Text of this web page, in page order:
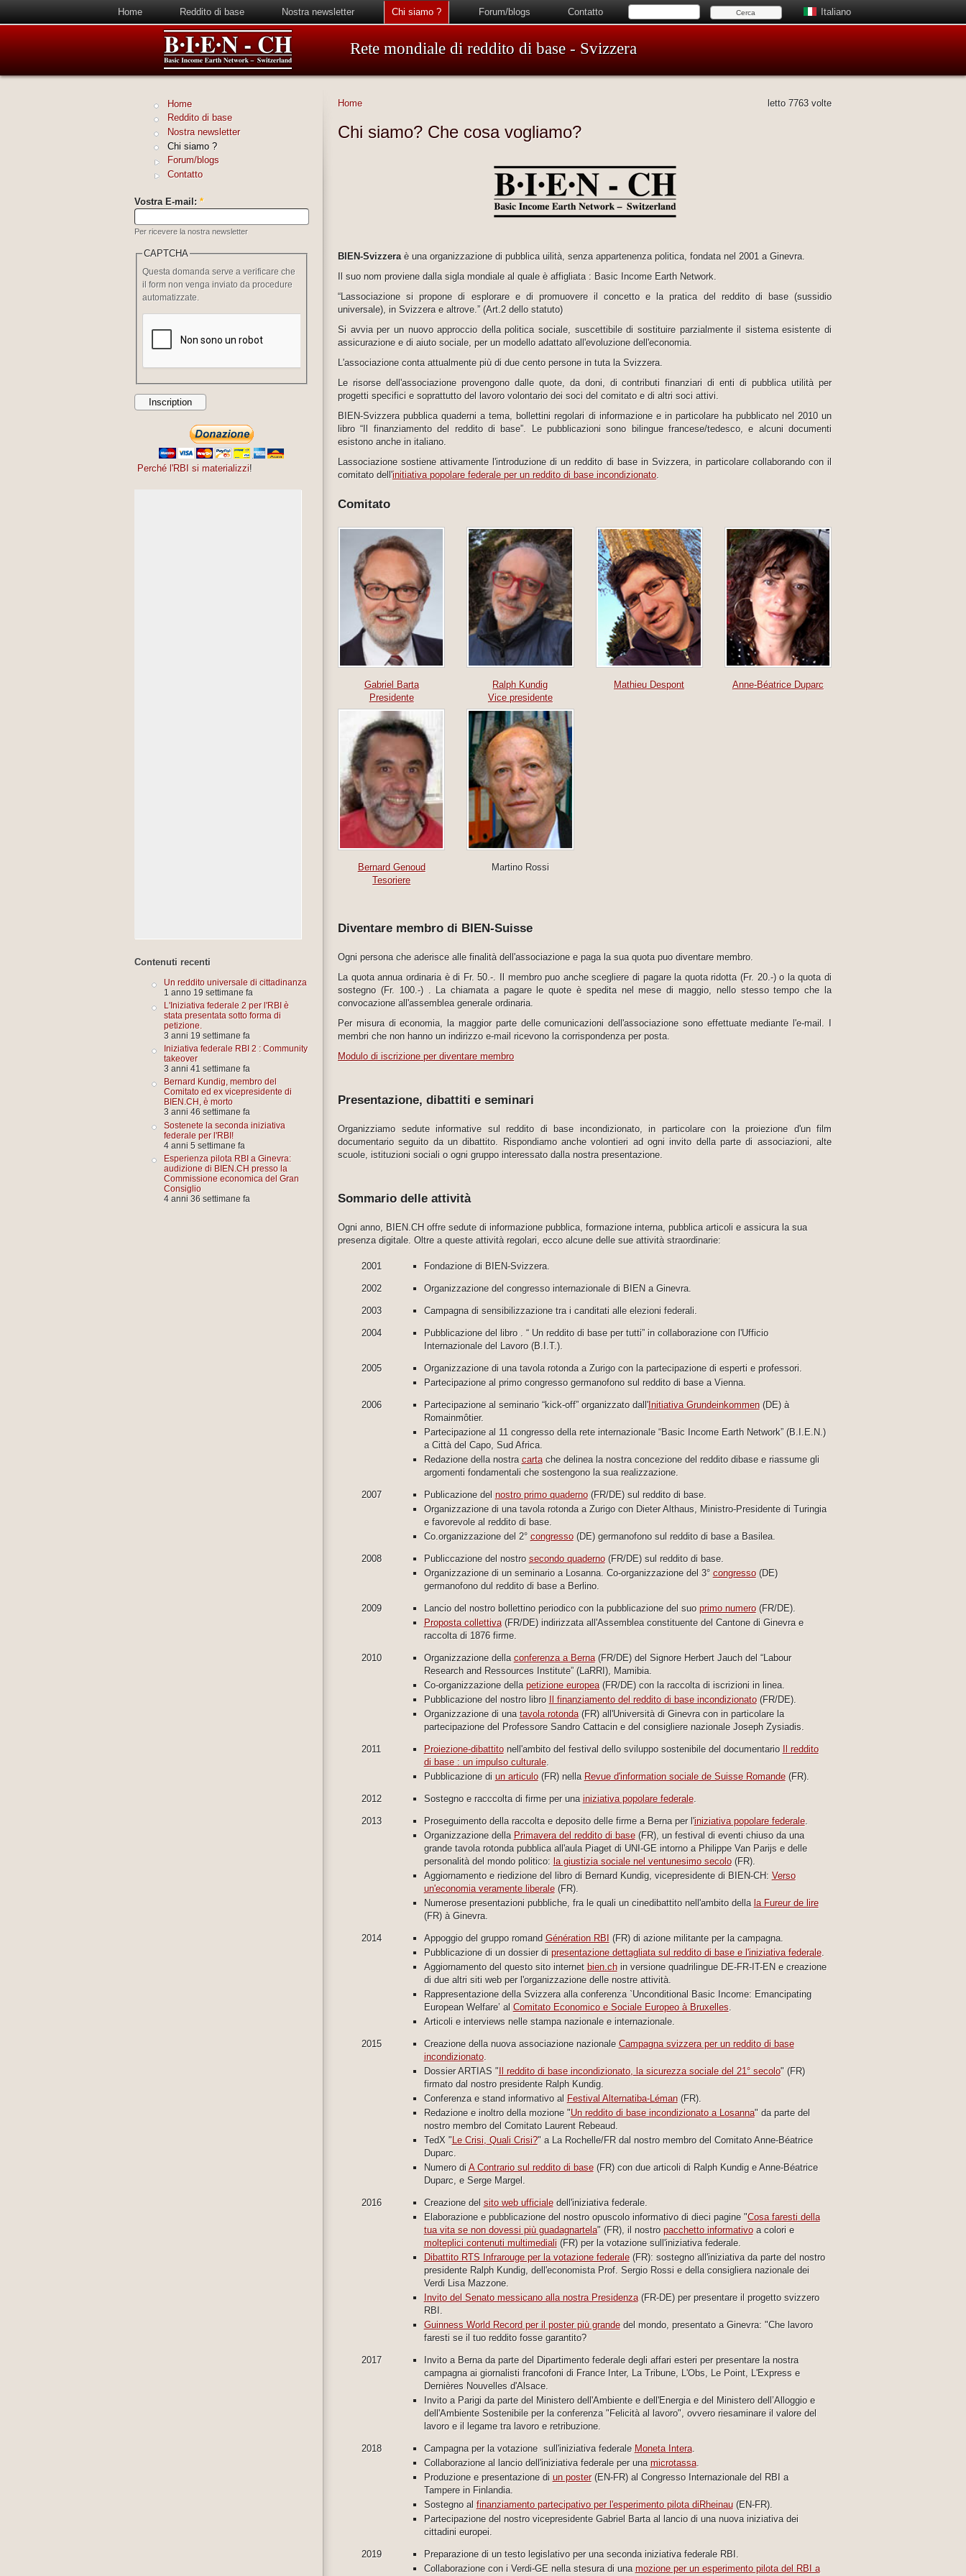
Home Reddito di base Nostra newsletter Chi siamo ? Forum/blogs Contatto Italiano
Rete mondiale di reddito di base - Svizzera
letto 7763 volte
Home
Chi siamo? Che cosa vogliamo?
BIEN-Svizzera è una organizzazione di pubblica uilità, senza appartenenza politica, fondata nel 2001 a Ginevra.
Il suo nom proviene dalla sigla mondiale al quale è affigliata : Basic Income Earth Network.
“Lassociazione si propone di esplorare e di promuovere il concetto e la pratica del reddito di base (sussidio
universale), in Svizzera e altrove.” (Art.2 dello statuto)
Si avvia per un nuovo approccio della politica sociale, suscettibile di sostituire parzialmente il sistema esistente di
assicurazione e di aiuto sociale, per un modello adattato all'evoluzione dell'economia.
L'associazione conta attualmente più di due cento persone in tuta la Svizzera.
Le risorse dell'associazione provengono dalle quote, da doni, di contributi finanziari di enti di pubblica utilità per
progetti specifici e soprattutto del lavoro volontario dei soci del comitato e di altri soci attivi.
BIEN-Svizzera pubblica quaderni a tema, bollettini regolari di informazione e in particolare ha pubblicato nel 2010 un
libro “Il finanziamento del reddito di base”. Le pubblicazioni sono bilingue francese/tedesco, e alcuni documenti
esistono anche in italiano.
Lassociazione sostiene attivamente l'introduzione di un reddito di base in Svizzera, in particolare collaborando con il
comitato dell'initiativa popolare federale per un reddito di base incondizionato.
Comitato
Gabriel Barta
Presidente
Ralph Kundig
Vice presidente
Mathieu Despont Anne-Béatrice Duparc
Bernard Genoud
Tesoriere
Martino Rossi
Diventare membro di BIEN-Suisse
Ogni persona che aderisce alle finalità dell'associazione e paga la sua quota puo diventare membro.
La quota annua ordinaria è di Fr. 50.-. Il membro puo anche scegliere di pagare la quota ridotta (Fr. 20.-) o la quota di
sostegno (Fr. 100.-) . La chiamata a pagare le quote è spedita nel mese di maggio, nello stesso tempo che la
convocazione all'assemblea generale ordinaria.
Per misura di economia, la maggior parte delle comunicazioni dell'associazione sono effettuate mediante l'e-mail. I
membri che non hanno un indirizzo e-mail ricevono la corrispondenza per posta.
Modulo di iscrizione per diventare membro
Presentazione, dibattiti e seminari
Organizziamo sedute informative sul reddito di base incondizionato, in particolare con la proiezione d'un film
documentario seguito da un dibattito. Rispondiamo anche volontieri ad ogni invito della parte di associazioni, alte
scuole, istituzioni sociali o ogni gruppo interessato dalla nostra presentazione.
Sommario delle attività
Ogni anno, BIEN.CH offre sedute di informazione pubblica, formazione interna, pubblica articoli e assicura la sua
presenza digitale. Oltre a queste attività regolari, ecco alcune delle sue attività straordinarie:
2001 Fondazione di BIEN-Svizzera.
2002 Organizzazione del congresso internazionale di BIEN a Ginevra.
2003 Campagna di sensibilizzazione tra i canditati alle elezioni federali.
2004
Pubblicazione del libro . “ Un reddito di base per tutti” in collaborazione con l'Ufficio
Internazionale del Lavoro (B.I.T.).
2005
Organizzazione di una tavola rotonda a Zurigo con la partecipazione di esperti e professori.
Partecipazione al primo congresso germanofono sul reddito di base a Vienna.
2006 Partecipazione al seminario “kick-off” organizzato dall'InitiativaGrundeinkommen(DE) à
Romainmôtier.
Partecipazione al 11 congresso della rete internazionale “Basic Income Earth Network” (B.I.E.N.)
a Città del Capo, Sud Africa.
Redazione della nostra cartache delinea la nostra concezione del reddito dibase e riassume gli
argomenti fondamentali che sostengono la sua realizzazione.
2007 Publicazione del nostro primo quaderno(FR/DE) sul reddito di base.
Organizzazione di una tavola rotonda a Zurigo con Dieter Althaus, Ministro-Presidente di Turingia
e favorevole al reddito di base.
Co.organizzazione del 2° congresso(DE) germanofono sul reddito di base a Basilea.
2008 Publiccazione del nostro secondo quaderno(FR/DE) sul reddito di base.
Organizzazione di un seminario a Losanna. Co-organizzazione del 3° congresso(DE)
germanofono dul reddito di base a Berlino.
2009 Lancio del nostro bollettino periodico con la pubblicazione del suo primo numero(FR/DE).
Proposta collettiva(FR/DE) indirizzata all'Assemblea constituente del Cantone di Ginevra e
raccolta di 1876 firme.
2010 Organizzazione della conferenza a Berna(FR/DE) del Signore Herbert Jauch del “Labour
Research and Ressources Institute” (LaRRI), Mamibia.
Co-organizzazione della petizione europea(FR/DE) con la raccolta di iscrizioni in linea.
Pubblicazione del nostro libro Il finanziamento del reddito di base incondizionato(FR/DE).
Organizzazione di una tavola rotonda(FR) all'Università di Ginevra con in particolare la
partecipazione del Professore Sandro Cattacin e del consigliere nazionale Joseph Zysiadis.
2011 Proiezione-dibattitonell'ambito del festival dello sviluppo sostenibile del documentario Il reddito
di base : un impulso culturale.
Pubblicazione di un articulo(FR) nella Revue d'information sociale de Suisse Romande(FR).
2012 Sostegno e racccolta di firme per una iniziativa popolare federale.
2013 Proseguimento della raccolta e deposito delle firme a Berna per l'iniziativa popolare federale.
Organizzazione della Primavera del reddito di base(FR), un festival di eventi chiuso da una
grande tavola rotonda pubblica all'aula Piaget di UNI-GE intorno a Philippe Van Parijs e delle
personalità del mondo politico: la giustizia sociale nel ventunesimo secolo(FR).
Aggiornamento e riedizione del libro di Bernard Kundig, vicepresidente di BIEN-CH: Verso
un'economia veramente liberale(FR).
Numerose presentazioni pubbliche, fra le quali un cinedibattito nell'ambito della la Fureur de lire
(FR) à Ginevra.
2014 Appoggio del gruppo romand Génération RBI (FR) di azione militante per la campagna.
Pubblicazione di un dossier di presentazione dettagliata sul reddito di base e l'iniziativa federale.
Aggiornamento del questo sito internet bien.chin versione quadrilingue DE-FR-IT-EN e creazione
di due altri siti web per l'organizzazione delle nostre attività.
Rappresentazione della Svizzera alla conferenza `Unconditional Basic Income: Emancipating
European Welfare’ al Comitato Economico e Sociale Europeo à Bruxelles.
Articoli e interviews nelle stampa nazionale e internazionale.
2015 Creazione della nuova associazione nazionale Campagna svizzera per un reddito di base
incondizionato.
Dossier ARTIAS "Il reddito di base incondizionato, la sicurezza sociale del 21° secolo" (FR)
firmato dal nostro presidente Ralph Kundig.
Conferenza e stand informativo al Festival Alternatiba-Léman(FR).
Redazione e inoltro della mozione "Un reddito di base incondizionato a Losanna" da parte del
nostro membro del Comitato Laurent Rebeaud.
TedX "Le Crisi, Quali Crisi?" a La Rochelle/FR dal nostro membro del Comitato Anne-Béatrice
Duparc.
Numero di A Contrario sul reddito di base(FR) con due articoli di Ralph Kundig e Anne-Béatrice
Duparc, e Serge Margel.
2016 Creazione del sito web ufficialedell'iniziativa federale.
Elaborazione e pubblicazione del nostro opuscolo informativo di dieci pagine "Cosa faresti della
tua vita se non dovessi più guadagnartela" (FR), il nostro pacchetto informativoa colori e
molteplici contenuti multimediali(FR) per la votazione sull'iniziativa federale.
Dibattito RTS Infrarouge per la votazione federale(FR): sostegno all'iniziativa da parte del nostro
presidente Ralph Kundig, dell'economista Prof. Sergio Rossi e della consigliera nazionale dei
Verdi Lisa Mazzone.
Invito del Senato messicano alla nostra Presidenza(FR-DE) per presentare il progetto svizzero
RBI.
Guinness World Record per il poster più grandedel mondo, presentato a Ginevra: "Che lavoro
faresti se il tuo reddito fosse garantito?
2017
Invito a Berna da parte del Dipartimento federale degli affari esteri per presentare la nostra
campagna ai giornalisti francofoni di France Inter, La Tribune, L'Obs, Le Point, L'Express e
Dernières Nouvelles d'Alsace.
Invito a Parigi da parte del Ministero dell'Ambiente e dell'Energia e del Ministero dell’Alloggio e
dell'Ambiente Sostenibile per la conferenza "Felicità al lavoro", ovvero riesaminare il valore del
lavoro e il legame tra lavoro e retribuzione.
2018 Campagna per la votazione sull'iniziativa federale Moneta Intera.
Collaborazione al lancio dell'iniziativa federale per una microtassa.
Produzione e presentazione di un poster(EN-FR) al Congresso Internazionale del RBI a
Tampere in Finlandia.
Sostegno al finanziamento partecipativo per l'esperimento pilota diRheinau(EN-FR).
Partecipazione del nostro vicepresidente Gabriel Barta al lancio di una nuova iniziativa dei
cittadini europei.
2019
Preparazione di un testo legislativo per una seconda iniziativa federale RBI.
Collaborazione con i Verdi-GE nella stesura di una mozione per un esperimento pilota del RBI a
Home
Reddito di base
Nostra newsletter
Chi siamo ?
Forum/blogs
Contatto
Vostra E-mail: *
Per ricevere la nostra newsletter
CAPTCHA
Questa domanda serve a verificare che
il form non venga inviato da procedure
automatizzate.
Perché l'RBI si materializzi!
Contenuti recenti
Un reddito universale di cittadinanza
1 anno 19 settimane fa
L'Iniziativa federale 2 per l'RBI è
stata presentata sotto forma di
petizione.
3 anni 19 settimane fa
Iniziativa federale RBI 2 : Community
takeover
3 anni 41 settimane fa
Bernard Kundig, membro del
Comitato ed ex vicepresidente di
BIEN.CH, è morto
3 anni 46 settimane fa
Sostenete la seconda iniziativa
federale per l'RBI!
4 anni 5 settimane fa
Esperienza pilota RBI a Ginevra:
audizione di BIEN.CH presso la
Commissione economica del Gran
Consiglio
4 anni 36 settimane fa